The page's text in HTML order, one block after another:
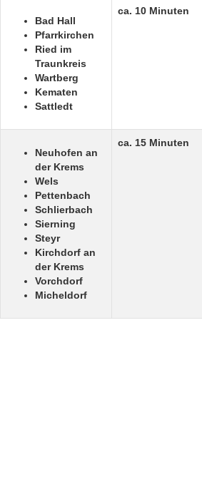
Bad Hall
Pfarrkirchen
Ried im
Traunkreis
Wartberg
Kematen
Sattledt
ca. 10 Minuten
Neuhofen an
der Krems
Wels
Pettenbach
Schlierbach
Sierning
Steyr
Kirchdorf an
der Krems
Vorchdorf
Micheldorf
ca. 15 Minuten